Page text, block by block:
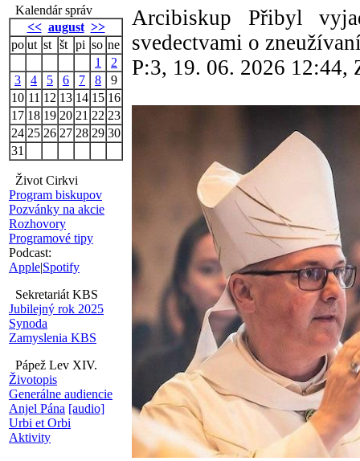
Kalendár správ
<< august >>
po ut st št pi so ne
1
2
3
4 5 6 7 8
9
10 11 12 13 14 15 16
17 18 19 20 21 22 23
24 25 26 27 28 29 30
31
Život Cirkvi
Program biskupov
Pozvánky na akcie
Rozhovory
Programové tipy
Podcast:
Apple|Spotify
Sekretariát KBS
Jubilejný rok 2025
Synoda
Zamyslenia KBS
Pápež Lev XIV.
Životopis
Generálne audiencie
Anjel Pána [audio]
Urbi et Orbi
Aktivity
Arcibiskup Přibyl
svedectvami o
P:3, 19. 06. 2026 12:44,